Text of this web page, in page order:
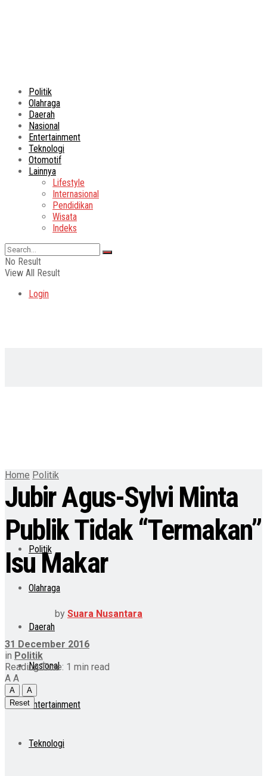
Politik
Olahraga
Daerah
Nasional
Entertainment
Teknologi
Otomotif
Lainnya
Lifestyle
Internasional
Pendidikan
Wisata
Indeks
No Result
View All Result
Login
Politik
Olahraga
Daerah
Nasional
Entertainment
Teknologi
Home Politik
Jubir Agus-Sylvi Minta
Publik Tidak “Termakan”
Isu Makar
by Suara Nusantara
31 December 2016
in Politik
Reading Time: 1 min read
A A
A
A
Reset